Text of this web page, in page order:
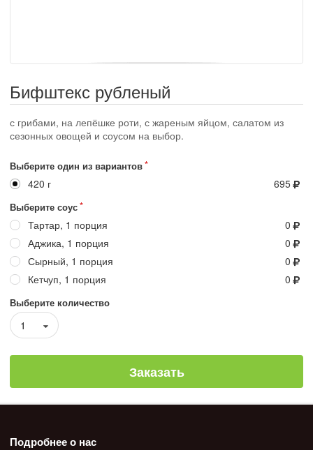
Бифштекс рубленый
с грибами, на лепёшке роти, с жареным яйцом, салатом из
сезонных овощей и соусом на выбор.
Выберите один из вариантов
420 г 695
Выберите соус
Тартар, 1 порция
0
Аджика, 1 порция
0
Сырный, 1 порция
0
Кетчуп, 1 порция
0
Выберите количество
1
Заказать
Подробнее о нас